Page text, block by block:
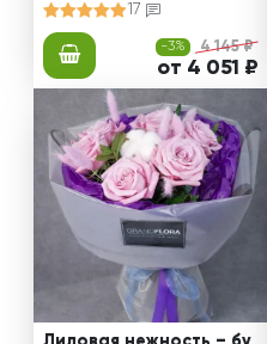
17
-3% 4 145 ₽
от 4 051 ₽